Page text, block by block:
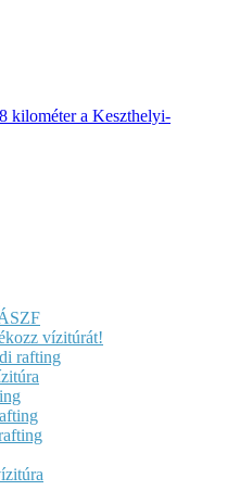
kilométer a Keszthelyi-
vízitúrát!
rafting